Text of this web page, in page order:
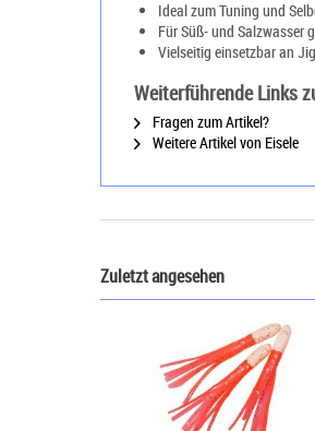
Ideal zum Tuning und
Für Süß- und Salzwasser
Vielseitig einsetzbar an
Weiterführende Links
Fragen zum Artikel?
Weitere Artikel von Eisele
Zuletzt angesehen